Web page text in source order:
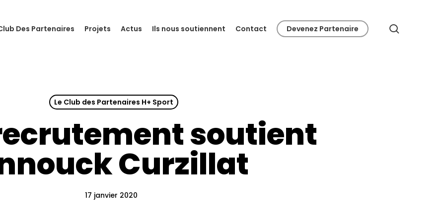
Des Partenaires Projets Actus Ils nous soutiennent Contact Devenez Partenaire
Le Club des Partenaires H+ Sport
soutient
Curzillat
17 janvier 2020